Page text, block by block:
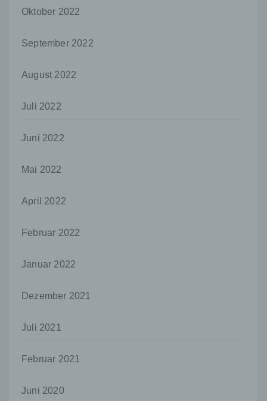
Oktober 2022
September 2022
August 2022
Juli 2022
Juni 2022
Mai 2022
April 2022
Februar 2022
Januar 2022
Dezember 2021
Juli 2021
Februar 2021
Juni 2020
Stelle, der personenbezogene Daten
offengelegt werden, unabhängig davon, ob
nicht. Behörden, die im Rahmen eines
Mitgliedstaaten möglicherweise
jedoch nicht als Empfänger.
Dritter ist eine natürliche oder juristische
Verantwortlichen, dem Auftragsverarbeiter
unmittelbaren Verantwortung des
personenbezogenen Daten zu verarbeiten.
informierter Weise und unmissverständlich
eindeutigen bestätigenden Handlung, mit der
sie mit der Verarbeitung der sie betreffenden